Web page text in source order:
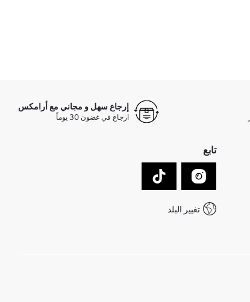
إرجاع سهل و مجاني مع أرامكس
ارجاع في غضون 30 يوماً
تابع
تغيير البلد